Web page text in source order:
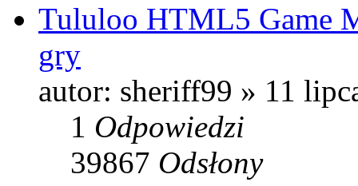
Tululoo HTML5 Game
gry
autor: sheriff99 » 11
1 Odpowiedzi
39867 Odsłony